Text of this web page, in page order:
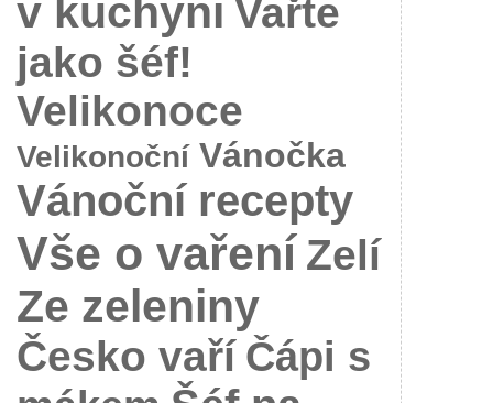
v kuchyni Vařte
jako šéf!
Velikonoce
Velikonoční Vánočka
Vánoční recepty
Vše o vaření Zelí
Ze zeleniny
Česko vaří Čápi s